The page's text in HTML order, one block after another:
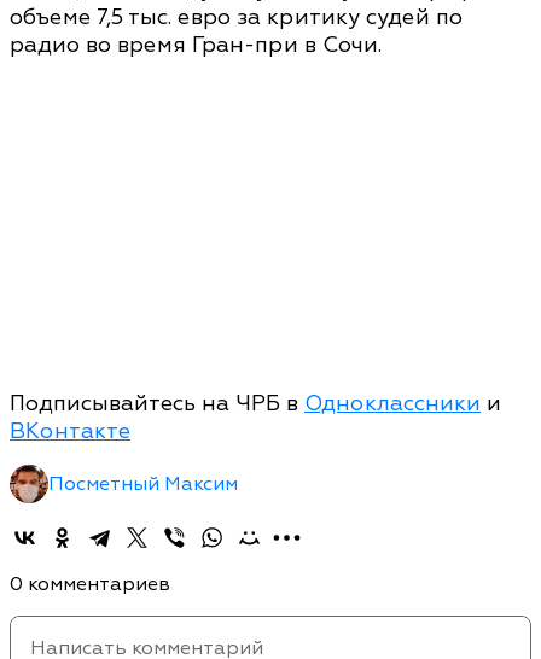
объеме 7,5 тыс. евро за критику судей по
радио во время Гран-при в Сочи.
Подписывайтесь на ЧРБ в Одноклассники и
ВКонтакте
Посметный Максим
0 комментариев